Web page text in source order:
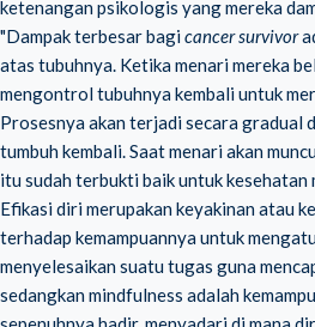
ketenangan psikologis yang mereka
"Dampak terbesar bagicancer survivor
atas tubuhnya. Ketika menari mereka
mengontrol tubuhnya kembali untuk
Prosesnya akan terjadi secara gradual
tumbuh kembali. Saat menari akan
itu sudah terbukti baik untuk kesehatan
Efikasi diri merupakan keyakinan atau
terhadap kemampuannya untuk
menyelesaikan suatu tugas guna
sedangkan mindfulness adalah